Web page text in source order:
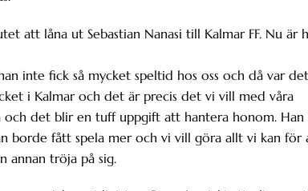
att låna ut Sebastian Nanasi till Kalmar FF. Nu är
inte fick så mycket speltid hos oss och då var det
i Kalmar och det är precis det vi vill med våra
och det blir en tuff uppgift att hantera honom. Han
borde fått spela mer och vi vill göra allt vi kan för
annan tröja på sig.